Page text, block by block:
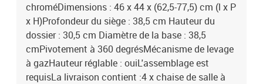
chroméDimensions : 46 x 44 x (62,5-77,5) cm (l x P
x H)Profondeur du siège : 38,5 cm Hauteur du
dossier : 30,5 cm Diamètre de la base : 38,5
cmPivotement à 360 degrésMécanisme de levage
à gazHauteur réglable : ouiL'assemblage est
requisLa livraison contient :4 x chaise de salle à